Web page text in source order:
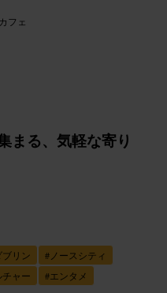
フェ
まる、気軽な寄り
ブリン # ノースシティ
ャー #エンタメ